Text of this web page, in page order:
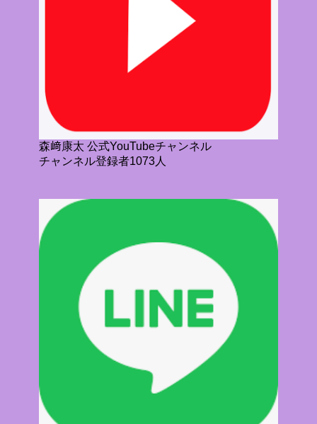
森﨑康太 公式YouTubeチャンネル
チャンネル登録者1073人